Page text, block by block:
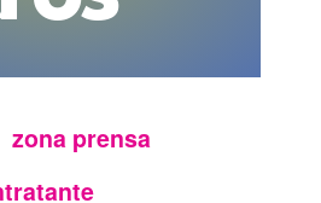
zona prensa